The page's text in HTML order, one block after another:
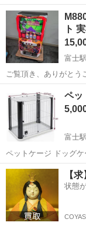
未経験活躍中！幅広い
126日！空調完備で働
県富士市》 人気
静岡 富士市
ト
富士駅
ご覧頂き、ありがとう
具を販売しております。 まとめてご購入して頂ければ、お値引
ていただきます！ 商品説明 問題なく遊べます。 たまに第二ボタンが
不調になります。 メダ
ペッ
富士駅
ペットケージ ドッグケージ 犬ハウス 写真
りますので 安くして
ての動画が必要でした
静岡 富士市 富
【
状態